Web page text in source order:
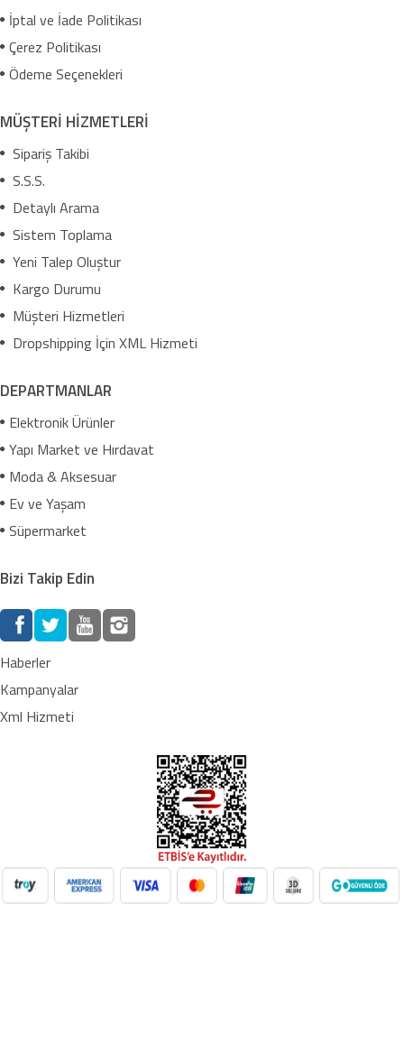
İptal ve İade Politikası
Çerez Politikası
Ödeme Seçenekleri
MÜŞTERİ HİZMETLERİ
Sipariş Takibi
S.S.S.
Detaylı Arama
Sistem Toplama
Yeni Talep Oluştur
Kargo Durumu
Müşteri Hizmetleri
Dropshipping İçin XML Hizmeti
DEPARTMANLAR
Elektronik Ürünler
Yapı Market ve Hırdavat
Moda & Aksesuar
Ev ve Yaşam
Süpermarket
Bizi Takip Edin
Haberler
Kampanyalar
Xml Hizmeti